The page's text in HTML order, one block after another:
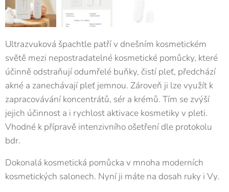
Ultrazvuková špachtle patří v dnešním kosmetickém
světě mezi nepostradatelné kosmetické pomůcky, které
účinně odstraňují odumřelé buňky, čistí pleť, předchází
akné a zanechávají pleť jemnou. Zároveň ji lze využít k
zapracovávání koncentrátů, sér a krémů. Tím se zvýší
jejich účinnost a i rychlost aktivace kosmetiky v pleti.
Vhodné k přípravě intenzivního ošetření dle protokolu
bdr.
Dokonalá kosmetická pomůcka v mnoha moderních
kosmetických salonech. Nyní ji máte na dosah ruky i Vy.